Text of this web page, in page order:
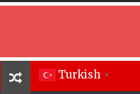
Turkish ▼